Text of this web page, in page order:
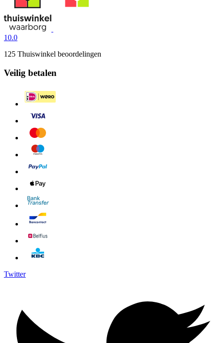
10.0
125 Thuiswinkel beoordelingen
Veilig betalen
Twitter